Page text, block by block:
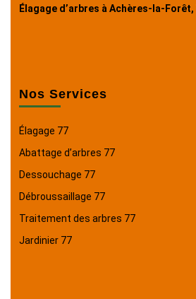
Élagage d’arbres à Achères-la-Forêt,
Nos Services
Élagage 77
Abattage d’arbres 77
Dessouchage 77
Débroussaillage 77
Traitement des arbres 77
Jardinier 77